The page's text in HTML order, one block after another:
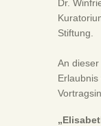
Dr.
Stiftung.
An